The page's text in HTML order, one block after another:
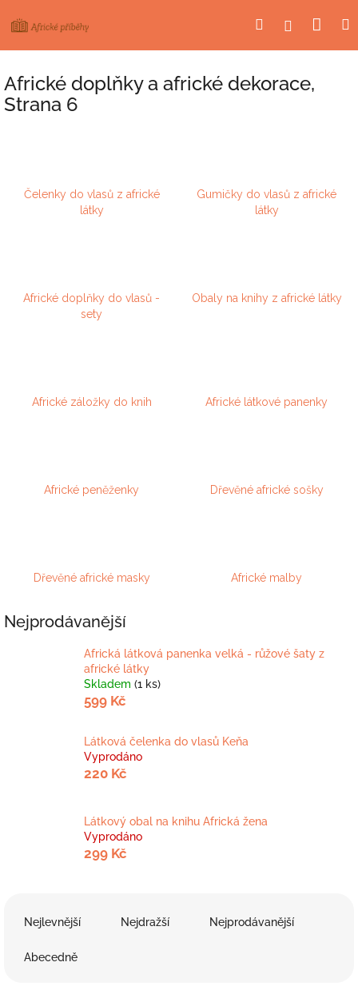
na
HledatPřihlášení
Africké doplňky a africké dekorace,
Strana 6
Čelenky do vlasů z africké
látky
Gumičky do vlasů z africké
látky
Africké doplňky do vlasů -
sety
Obaly na knihy z africké látky
Africké záložky do knih Africké látkové panenky
Africké peněženky Dřevěné africké sošky
Dřevěné africké masky Africké malby
Nejprodávanější
Africká látková panenka velká - růžové šaty z
africké látky
Skladem (1 ks)
599 Kč
Látková čelenka do vlasů Keňa
Vyprodáno
220 Kč
Látkový obal na knihu Africká žena
Vyprodáno
299 Kč
Nejlevnější Nejdražší Nejprodávanější
Abecedně